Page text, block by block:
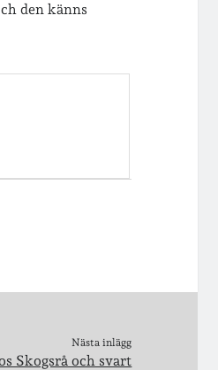
den känns
Nästa inlägg
Skogsrå och svart